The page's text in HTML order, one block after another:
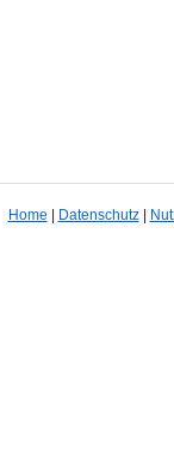
Home Datenschutz|